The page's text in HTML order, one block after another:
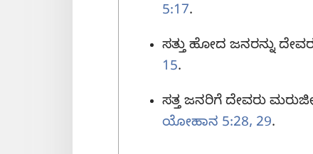
5:17.
ಸತ್ತು ಹೋದ ಜನರನ್ನು
15.
ಸತ್ತ ಜನರಿಗೆ ದೇವರು
ಯೋಹಾನ 5:28, 29.